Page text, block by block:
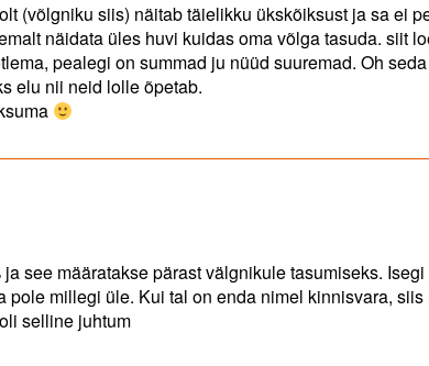
(võlgniku siis) näitab täielikku ükskõiksust ja sa ei
näidata üles huvi kuidas oma võlga tasuda. siit
pealegi on summad ju nüüd suuremad. Oh
elu nii neid lolle õpetab.
see määratakse pärast välgnikule tasumiseks.
millegi üle. Kui tal on enda nimel kinnisvara,
selline juhtum